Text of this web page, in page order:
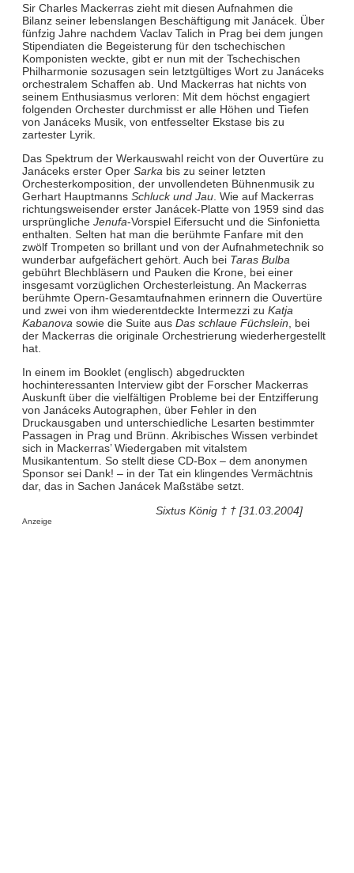
Sir Charles Mackerras zieht mit diesen Aufnahmen die
Bilanz seiner lebenslangen Beschäftigung mit Janácek. Über
fünfzig Jahre nachdem Vaclav Talich in Prag bei dem jungen
Stipendiaten die Begeisterung für den tschechischen
Komponisten weckte, gibt er nun mit der Tschechischen
Philharmonie sozusagen sein letztgültiges Wort zu Janáceks
orchestralem Schaffen ab. Und Mackerras hat nichts von
seinem Enthusiasmus verloren: Mit dem höchst engagiert
folgenden Orchester durchmisst er alle Höhen und Tiefen
von Janáceks Musik, von entfesselter Ekstase bis zu
zartester Lyrik.
Das Spektrum der Werkauswahl reicht von der Ouvertüre zu
Janáceks erster Oper Sarka bis zu seiner letzten
Orchesterkomposition, der unvollendeten Bühnenmusik zu
Gerhart Hauptmanns Schluck und Jau. Wie auf Mackerras
richtungsweisender erster Janácek-Platte von 1959 sind das
ursprüngliche Jenufa-Vorspiel Eifersucht und die Sinfonietta
enthalten. Selten hat man die berühmte Fanfare mit den
zwölf Trompeten so brillant und von der Aufnahmetechnik so
wunderbar aufgefächert gehört. Auch bei Taras Bulba
gebührt Blechbläsern und Pauken die Krone, bei einer
insgesamt vorzüglichen Orchesterleistung. An Mackerras
berühmte Opern-Gesamtaufnahmen erinnern die Ouvertüre
und zwei von ihm wiederentdeckte Intermezzi zu Katja
Kabanova sowie die Suite aus Das schlaue Füchslein , bei
der Mackerras die originale Orchestrierung wiederhergestellt
hat.
In einem im Booklet (englisch) abgedruckten
hochinteressanten Interview gibt der Forscher Mackerras
Auskunft über die vielfältigen Probleme bei der Entzifferung
von Janáceks Autographen, über Fehler in den
Druckausgaben und unterschiedliche Lesarten bestimmter
Passagen in Prag und Brünn. Akribisches Wissen verbindet
sich in Mackerras’ Wiedergaben mit vitalstem
Musikantentum. So stellt diese CD-Box – dem anonymen
Sponsor sei Dank! – in der Tat ein klingendes Vermächtnis
dar, das in Sachen Janácek Maßstäbe setzt.
Sixtus König † † [31.03.2004]
Anzeige